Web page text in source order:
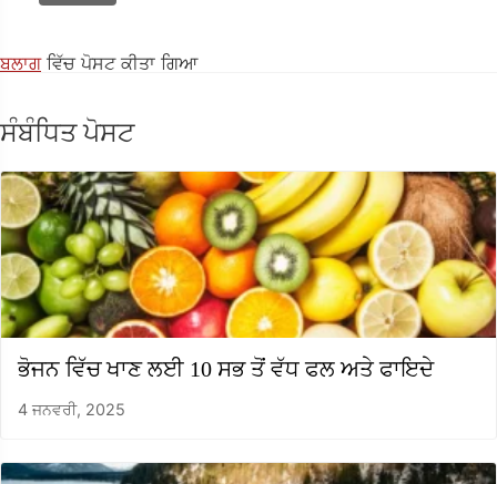
ਬਲਾਗਵਿੱਚ ਪੋਸਟ ਕੀਤਾ ਗਿਆ
ਸੰਬੰਧਿਤ ਪੋਸਟ
ਭੋਜਨ ਵਿੱਚ ਖਾਣ ਲਈ 10 ਸਭ ਤੋਂ ਵੱਧ ਫਲ ਅਤੇ ਫਾਇਦੇ
4 ਜਨਵਰੀ, 2025